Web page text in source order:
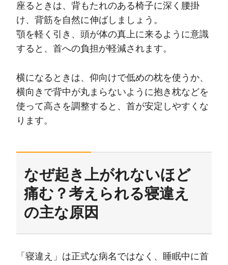
座るときは、背もたれのある椅子に深く腰掛
け、背筋を自然に伸ばしましょう。
顎を軽く引き、頭が体の真上に来るように意識
すると、首への負担が軽減されます。
横になるときは、仰向けで低めの枕を使うか、
横向きで背中が丸まらないように抱き枕などを
使って高さを調整すると、首が安定しやすくな
ります。
なぜ起き上がれないほど
痛む？考えられる寝違え
の主な原因
「寝違え」は正式な病名ではなく、睡眠中に首